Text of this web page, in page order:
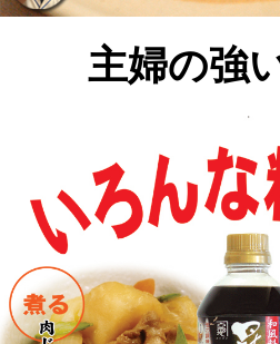
主婦の強